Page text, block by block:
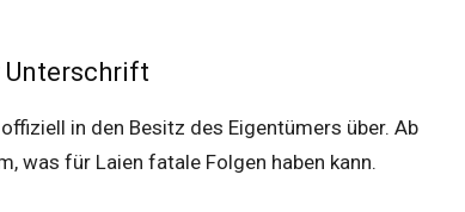
Unterschrift
in den Besitz des Eigentümers über. Ab
was für Laien fatale Folgen haben kann.